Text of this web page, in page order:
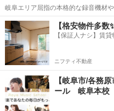
岐阜エリア屈指の本格的な録音機材
ージシャン講師から楽しく学べる岐阜の音楽ス
ジックスクール 生徒募集 🎵 岐阜市岩田東エリアにある、地域密着型
の音楽スク...
岐阜 関市 各務原市役所前
【格安物件多数
【保証人ナシ】賃貸
ニフティ不動産
【岐阜市/各務
ール 岐阜本校